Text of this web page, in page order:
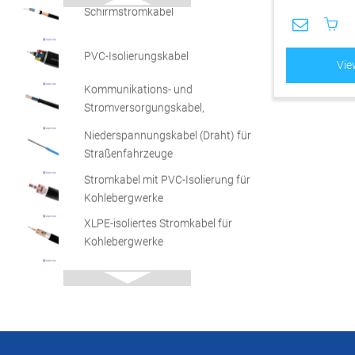
Kommunikations- und
Stromversorgungskabel,
flammhemmend, flexibel
Niederspannungskabel (Draht) für
Straßenfahrzeuge
Stromkabel mit PVC-Isolierung für
Kohlebergwerke
XLPE-isoliertes Stromkabel für
Kohlebergwerke
Horizontale verdrillte Polyolefin-
Stromkabel für